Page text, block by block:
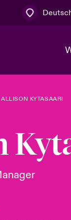
Board &
Spotlight:
Cyber-
Cyber
ALLISON KYTASAARI